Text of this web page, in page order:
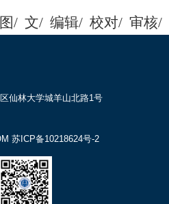
图/ 文/ 编辑/ 校对/ 审核/
仙林大学城羊山北路1号
苏ICP备10218624号-2